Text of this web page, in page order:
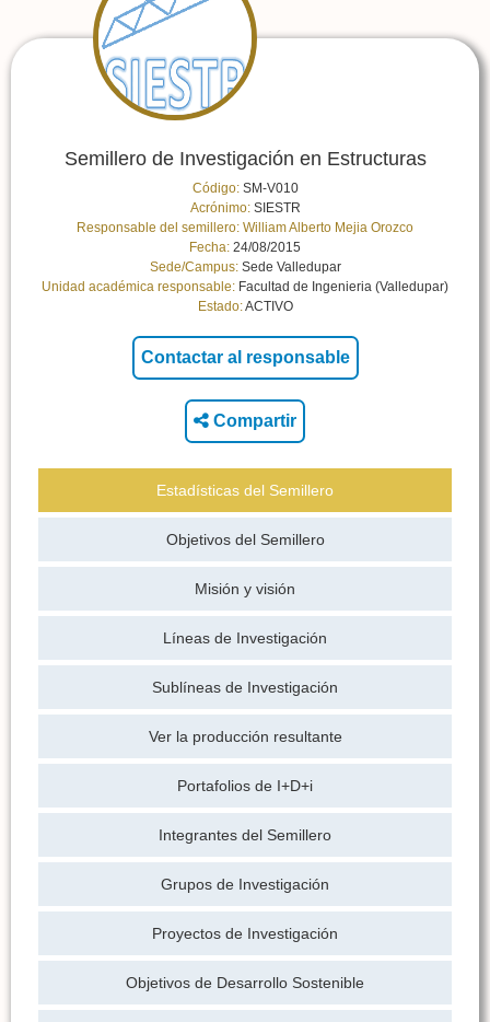
Semillero de Investigación en Estructuras
Código:SM-V010
Acrónimo:SIESTR
Responsable del semillero: William Alberto Mejia Orozco
Fecha: 24/08/2015
Sede/Campus:Sede Valledupar
Unidad académica responsable: Facultad de Ingenieria (Valledupar)
Estado:ACTIVO
Compartir
Estadísticas del Semillero
Objetivos del Semillero
Misión y visión
Líneas de Investigación
Sublíneas de Investigación
Ver la producción resultante
Portafolios de I+D+i
Integrantes del Semillero
Grupos de Investigación
Proyectos de Investigación
Objetivos de Desarrollo Sostenible